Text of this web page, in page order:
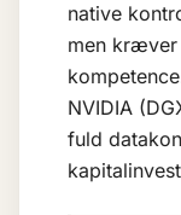
native
men kræver
NVIDIA
fuld